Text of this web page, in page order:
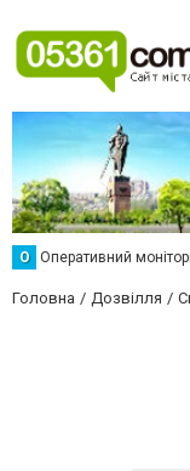
О Оперативний
Головна Дозвілля